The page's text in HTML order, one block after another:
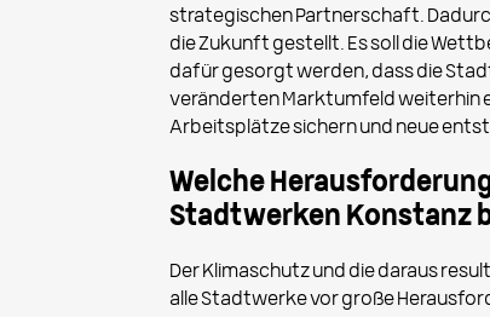
strategischen Partnerschaft.
die Zukunft gestellt. Es soll die
dafür gesorgt werden, dass die
veränderten Marktumfeld weiterhin
Arbeitsplätze sichern und neue
Welche
Stadtwerken Konstanz
Der Klimaschutz und die daraus
alle Stadtwerke vor große